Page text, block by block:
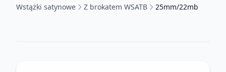
Wstążki satynowe Z brokatem WSATB 25mm/22mb